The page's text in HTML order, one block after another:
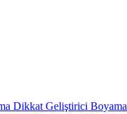
Dikkat Geliştirici Boyama